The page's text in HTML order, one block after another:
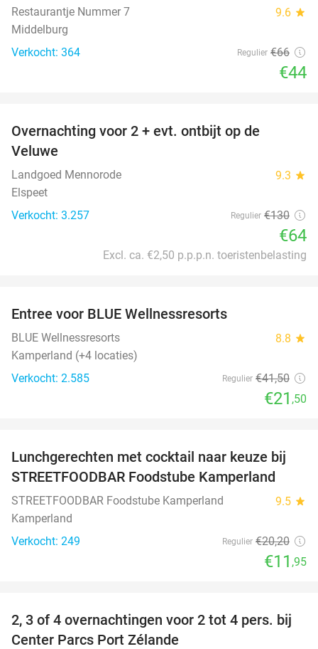
Restaurantje Nummer 7 9.6 star
Middelburg
Verkocht: 364
Regulier €66
€44
Overnachting voor 2 + evt. ontbijt op de
Veluwe
Landgoed Mennorode 9.3 star
Elspeet
Verkocht: 3.257
Regulier €130
€64
Excl. ca. €2,50 p.p.p.n. toeristenbelasting
Entree voor BLUE Wellnessresorts
BLUE Wellnessresorts 8.8 star
Kamperland (+4 locaties)
Verkocht: 2.585
Regulier €41,50
€21 ,50
41%
Lunchgerechten met cocktail naar keuze bij
STREETFOODBAR Foodstube Kamperland
STREETFOODBAR Foodstube Kamperland 9.5 star
Kamperland
Verkocht: 249
Regulier €20,20
€11 ,95
17%
2, 3 of 4 overnachtingen voor 2 tot 4 pers. bij
Center Parcs Port Zélande